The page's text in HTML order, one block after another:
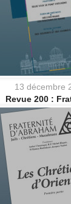
13 décembre
Revue 200 :